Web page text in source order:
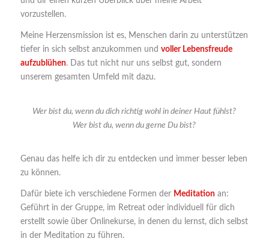
vorzustellen.
Meine Herzensmission ist es, Menschen darin zu unterstützen
tiefer in sich selbst anzukommen und voller Lebensfreude
aufzublühen. Das tut nicht nur uns selbst gut, sondern
unserem gesamten Umfeld mit dazu.
Wer bist du, wenn du dich richtig wohl in deiner Haut fühlst?
Wer bist du, wenn du gerne Du bist?
Genau das helfe ich dir zu entdecken und immer besser leben
zu können.
Dafür biete ich verschiedene Formen der Meditationan:
Geführt in der Gruppe, im Retreat oder individuell für dich
erstellt sowie über Onlinekurse, in denen du lernst, dich selbst
in der Meditation zu führen.